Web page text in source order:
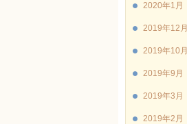
2020年1月
2019年12月
2019年10月
2019年9月
2019年3月
2019年2月